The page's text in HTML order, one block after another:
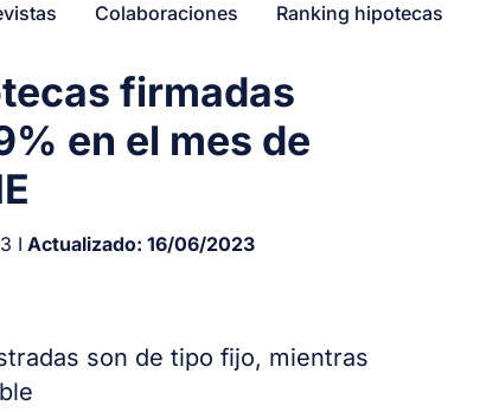
Colaboraciones Ranking hipotecas
firmadas
en el mes de
I Actualizado: 16/06/2023
son de tipo fijo, mientras